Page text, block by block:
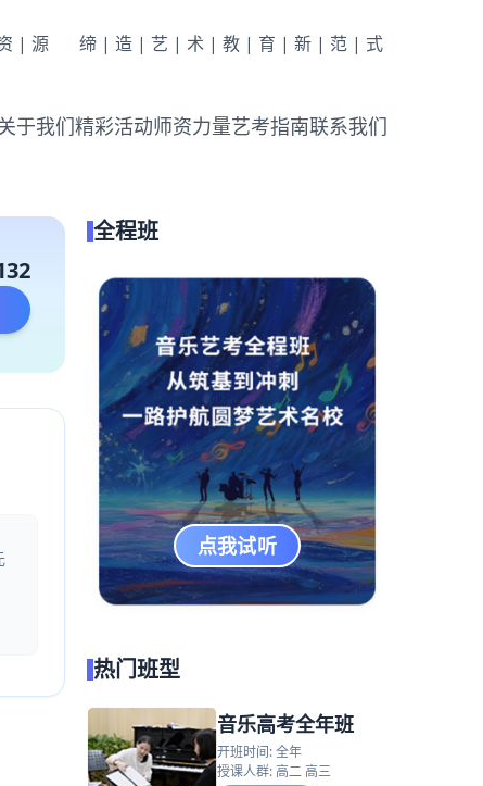
|源 缔|造|艺|术|教|育|新|范|式
于我们精彩活动师资力量艺考指南联系我们
全程班
点我试听
热门班型
音乐高考全年班
开班时间: 全年
授课人群: 高二 高三